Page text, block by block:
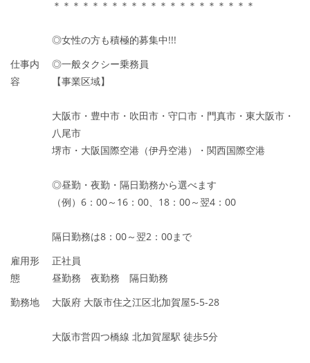
＊＊＊＊＊＊＊＊＊＊＊＊＊＊＊＊＊＊＊＊＊
◎女性の方も積極的募集中!!!
仕事内
容
◎一般タクシー乗務員
【事業区域】
大阪市・豊中市・吹田市・守口市・門真市・東大阪市・
八尾市
堺市・大阪国際空港（伊丹空港）・関西国際空港
◎昼勤・夜勤・隔日勤務から選べます
（例）6：00～16：00、18：00～翌4：00
隔日勤務は8：00～翌2：00まで
雇用形
態
正社員
昼勤務 夜勤務 隔日勤務
勤務地
大阪府 大阪市住之江区北加賀屋5-5-28
大阪市営四つ橋線 北加賀屋駅 徒歩5分